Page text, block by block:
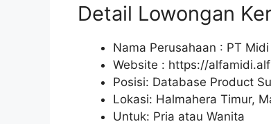
Detail Lowongan
Nama Perusahaan : PT
Website : https://
Posisi: Database Product
Lokasi: Halmahera Timur,
Untuk: Pria atau Wanita